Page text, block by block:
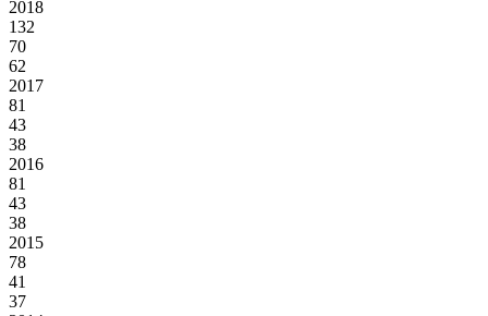
2018
132
70
62
2017
81
43
38
2016
81
43
38
2015
78
41
37